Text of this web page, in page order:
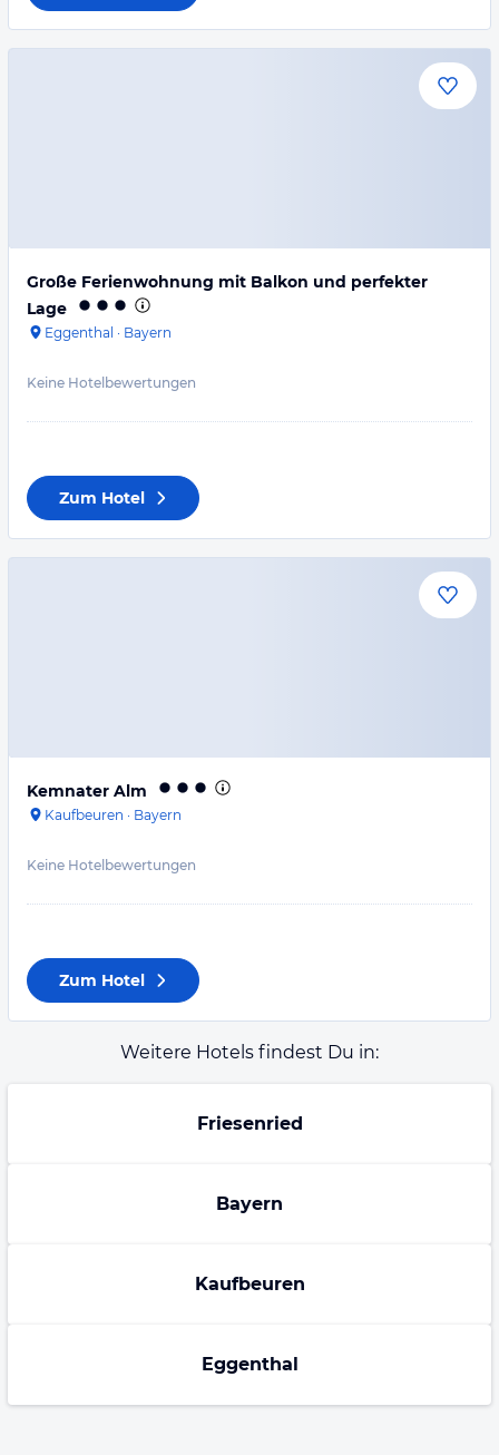
Große Ferienwohnung mit Balkon und perfekter
Lage
Eggenthal · Bayern
Keine Hotelbewertungen
Zum Hotel
Kemnater Alm
Kaufbeuren · Bayern
Keine Hotelbewertungen
Zum Hotel
Weitere Hotels findest Du in:
Friesenried
Bayern
Kaufbeuren
Eggenthal